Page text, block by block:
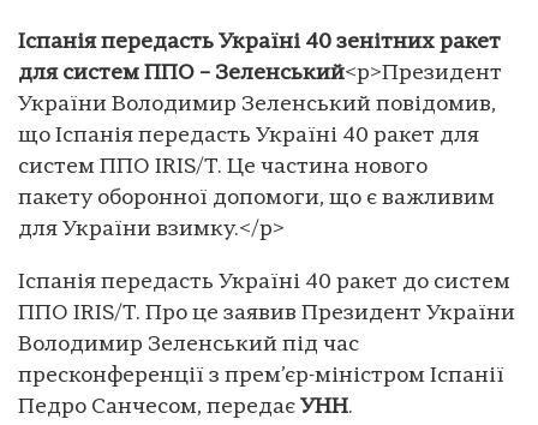
Іспанія передасть Україні 40 зенітних ракет
для систем ППО – Зеленський<p>Президент
України Володимир Зеленський повідомив,
що Іспанія передасть Україні 40 ракет для
систем ППО IRIS/T. Це частина нового
пакету оборонної допомоги, що є важливим
для України взимку.</p>
Іспанія передасть Україні 40 ракет до систем
ППО IRIS/T. Про це заявив Президент України
Володимир Зеленський під час
пресконференції з прем’єр-міністром Іспанії
Педро Санчесом, передає УНН.